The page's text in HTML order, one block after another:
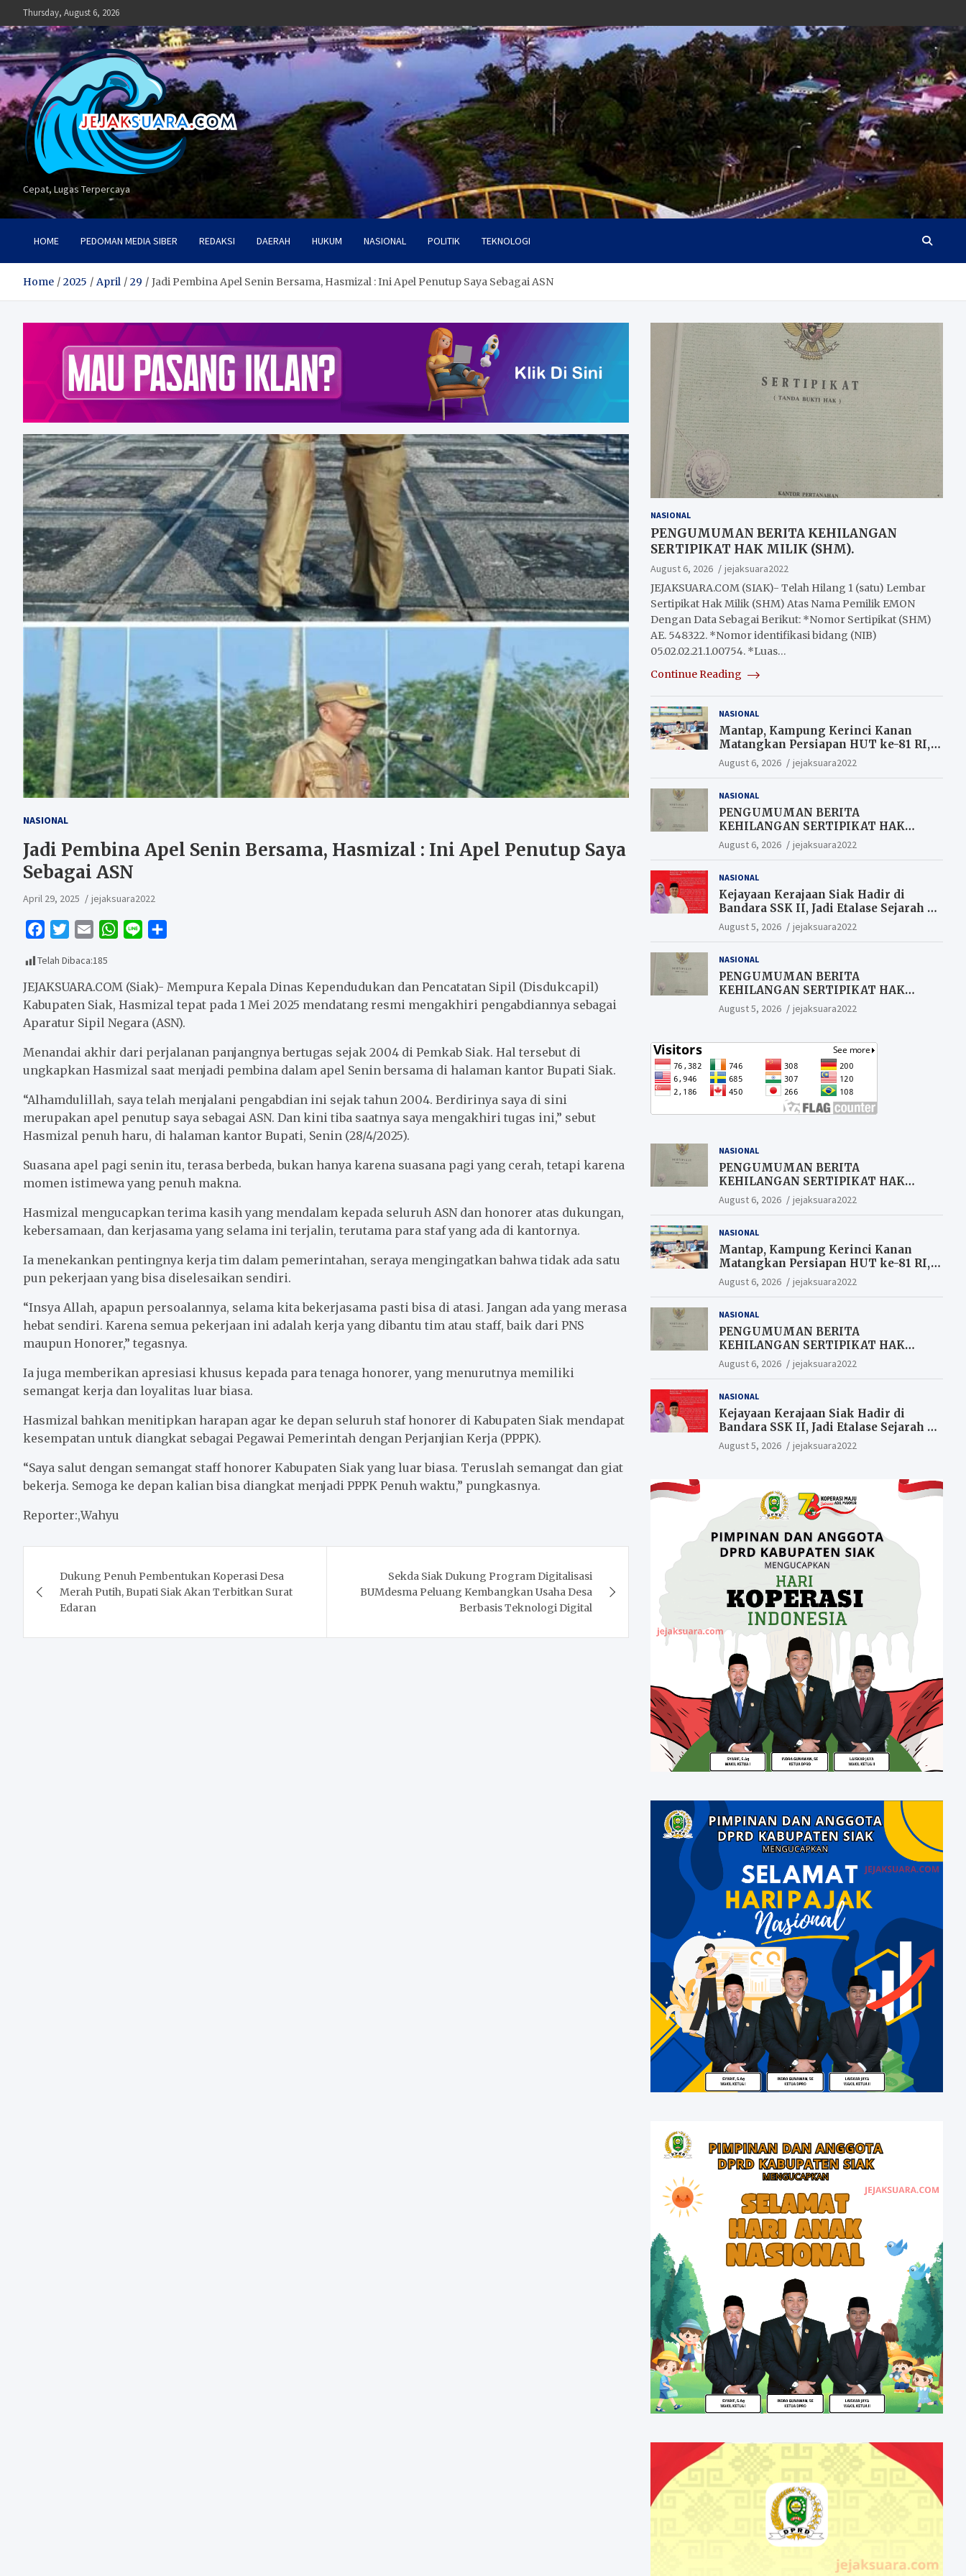
to
content
Thursday, August 6, 2026
Cepat, Lugas Terpercaya
HOME PEDOMAN MEDIA SIBER REDAKSI DAERAH HUKUM NASIONAL POLITIK TEKNOLOGI
Home 2025 April 29 Jadi Pembina Apel Senin Bersama, Hasmizal : Ini Apel Penutup Saya Sebagai ASN
NASIONAL
Jadi Pembina Apel Senin Bersama, Hasmizal : Ini Apel Penutup Saya
Sebagai ASN
April 29, 2025 jejaksuara2022
c
e
b
o
k
i
t
t
e
a
i
l
W
t
s
A
p
e
r
e
Telah Dibaca:185
JEJAKSUARA.COM (Siak)- Mempura Kepala Dinas Kependudukan dan Pencatatan Sipil (Disdukcapil)
Kabupaten Siak, Hasmizal tepat pada 1 Mei 2025 mendatang resmi mengakhiri pengabdiannya sebagai
Aparatur Sipil Negara (ASN).
Menandai akhir dari perjalanan panjangnya bertugas sejak 2004 di Pemkab Siak. Hal tersebut di
ungkapkan Hasmizal saat menjadi pembina dalam apel Senin bersama di halaman kantor Bupati Siak.
“Alhamdulillah, saya telah menjalani pengabdian ini sejak tahun 2004. Berdirinya saya di sini
merupakan apel penutup saya sebagai ASN. Dan kini tiba saatnya saya mengakhiri tugas ini,” sebut
Hasmizal penuh haru, di halaman kantor Bupati, Senin (28/4/2025).
Suasana apel pagi senin itu, terasa berbeda, bukan hanya karena suasana pagi yang cerah, tetapi karena
momen istimewa yang penuh makna.
Hasmizal mengucapkan terima kasih yang mendalam kepada seluruh ASN dan honorer atas dukungan,
kebersamaan, dan kerjasama yang selama ini terjalin, terutama para staf yang ada di kantornya.
Ia menekankan pentingnya kerja tim dalam pemerintahan, seraya mengingatkan bahwa tidak ada satu
pun pekerjaan yang bisa diselesaikan sendiri.
“Insya Allah, apapun persoalannya, selama kita bekerjasama pasti bisa di atasi. Jangan ada yang merasa
hebat sendiri. Karena semua pekerjaan ini adalah kerja yang dibantu tim atau staff, baik dari PNS
maupun Honorer,” tegasnya.
Ia juga memberikan apresiasi khusus kepada para tenaga honorer, yang menurutnya memiliki
semangat kerja dan loyalitas luar biasa.
Hasmizal bahkan menitipkan harapan agar ke depan seluruh staf honorer di Kabupaten Siak mendapat
kesempatan untuk diangkat sebagai Pegawai Pemerintah dengan Perjanjian Kerja (PPPK).
“Saya salut dengan semangat staff honorer Kabupaten Siak yang luar biasa. Teruslah semangat dan giat
bekerja. Semoga ke depan kalian bisa diangkat menjadi PPPK Penuh waktu,” pungkasnya.
Reporter:,Wahyu
navigation
Dukung Penuh Pembentukan Koperasi Desa
Merah Putih, Bupati Siak Akan Terbitkan Surat
Edaran
Sekda Siak Dukung Program Digitalisasi
BUMdesma Peluang Kembangkan Usaha Desa
Berbasis Teknologi Digital
NASIONAL
PENGUMUMAN BERITA KEHILANGAN
SERTIPIKAT HAK MILIK (SHM).
August 6, 2026
jejaksuara2022
JEJAKSUARA.COM (SIAK)- Telah Hilang 1 (satu) Lembar
Sertipikat Hak Milik (SHM) Atas Nama Pemilik EMON
Dengan Data Sebagai Berikut: *Nomor Sertipikat (SHM)
AE. 548322. *Nomor identifikasi bidang (NIB)
05.02.02.21.1.00754. *Luas…
Continue Reading
NASIONAL
Mantap, Kampung Kerinci Kanan
Matangkan Persiapan HUT ke-81 RI,
Warga yang ikut Upacara
Berkesempatan Raih Hadiah
August 6, 2026 jejaksuara2022
NASIONAL
PENGUMUMAN BERITA
KEHILANGAN SERTIPIKAT HAK
MILIK (SHM).
August 6, 2026 jejaksuara2022
NASIONAL
Kejayaan Kerajaan Siak Hadir di
Bandara SSK II, Jadi Etalase Sejarah di
Gerbang Riau
August 5, 2026 jejaksuara2022
NASIONAL
PENGUMUMAN BERITA
KEHILANGAN SERTIPIKAT HAK
MILIK (SHM).
August 5, 2026 jejaksuara2022
NASIONAL
PENGUMUMAN BERITA
KEHILANGAN SERTIPIKAT HAK
MILIK (SHM).
August 6, 2026 jejaksuara2022
NASIONAL
Mantap, Kampung Kerinci Kanan
Matangkan Persiapan HUT ke-81 RI,
Warga yang ikut Upacara
Berkesempatan Raih Hadiah
August 6, 2026 jejaksuara2022
NASIONAL
PENGUMUMAN BERITA
KEHILANGAN SERTIPIKAT HAK
MILIK (SHM).
August 6, 2026 jejaksuara2022
NASIONAL
Kejayaan Kerajaan Siak Hadir di
Bandara SSK II, Jadi Etalase Sejarah di
Gerbang Riau
August 5, 2026 jejaksuara2022